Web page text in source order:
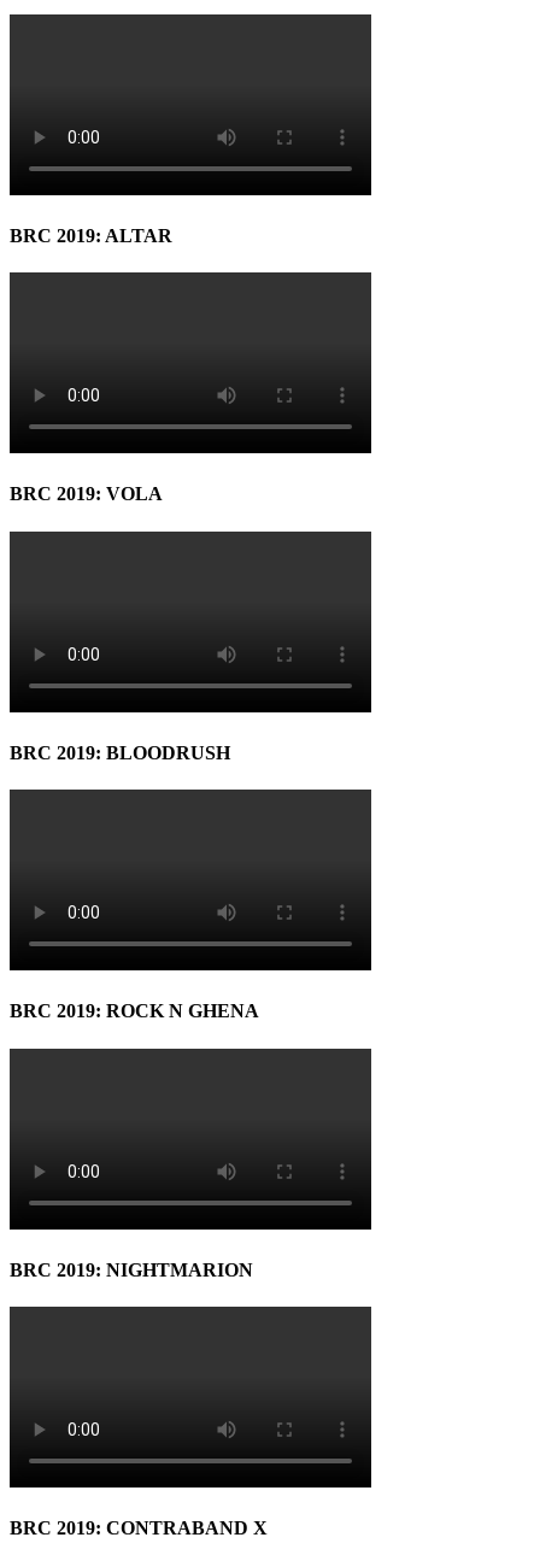
BRC 2019: ALTAR
BRC 2019: VOLA
BRC 2019: BLOODRUSH
BRC 2019: ROCK N GHENA
BRC 2019: NIGHTMARION
BRC 2019: CONTRABAND X